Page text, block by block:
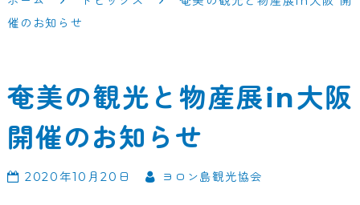
催のお知らせ
奄美の観光と物産展in大阪
開催のお知らせ
2020年10月20日 ヨロン島観光協会